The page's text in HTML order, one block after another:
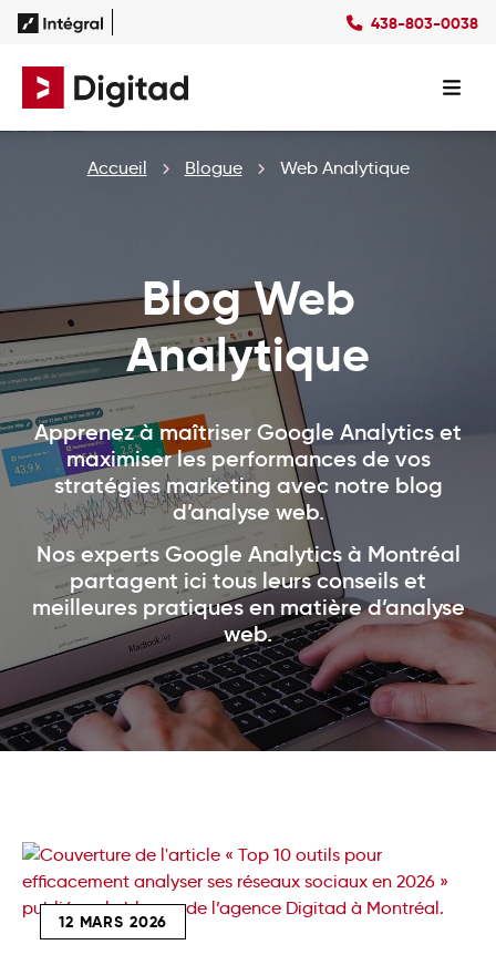
438-803-0038
SEM
Formations Web
Forfaits SEM
SuccèsCultureRessourcesEN
Accueil Blogue Web Analytique
Blog Web
Analytique
Apprenez à maîtriser Google Analytics et
maximiser les performances de vos
stratégies marketing avec notre blog
d’analyse web.
Nos experts Google Analytics à Montréal
partagent ici tous leurs conseils et
meilleures pratiques en matière d’analyse
web.
12 MARS 2026